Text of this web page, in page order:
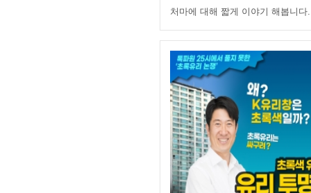
처마에 대해 짧게 이야기 해봅니다